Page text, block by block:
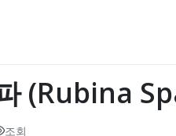
(Rubina
조회